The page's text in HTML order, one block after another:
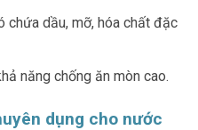
chứa dầu, mỡ, hóa chất đặc
năng chống ăn mòn cao.
dụng cho nước